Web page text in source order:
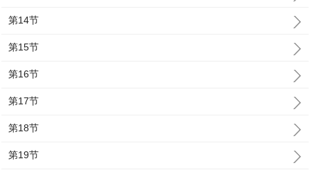
第14节
第15节
第16节
第17节
第18节
第19节